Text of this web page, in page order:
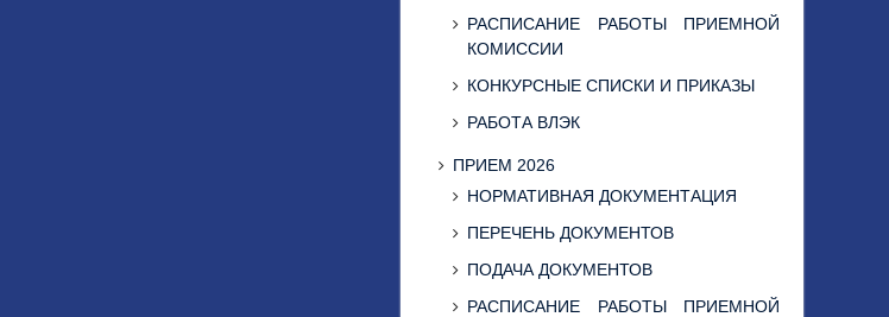
РАСПИСАНИЕ РАБОТЫ ПРИЕМНОЙ
КОМИССИИ
КОНКУРСНЫЕ СПИСКИ И ПРИКАЗЫ
РАБОТА ВЛЭК
ПРИЕМ 2026
НОРМАТИВНАЯ ДОКУМЕНТАЦИЯ
ПЕРЕЧЕНЬ ДОКУМЕНТОВ
ПОДАЧА ДОКУМЕНТОВ
РАСПИСАНИЕ РАБОТЫ ПРИЕМНОЙ